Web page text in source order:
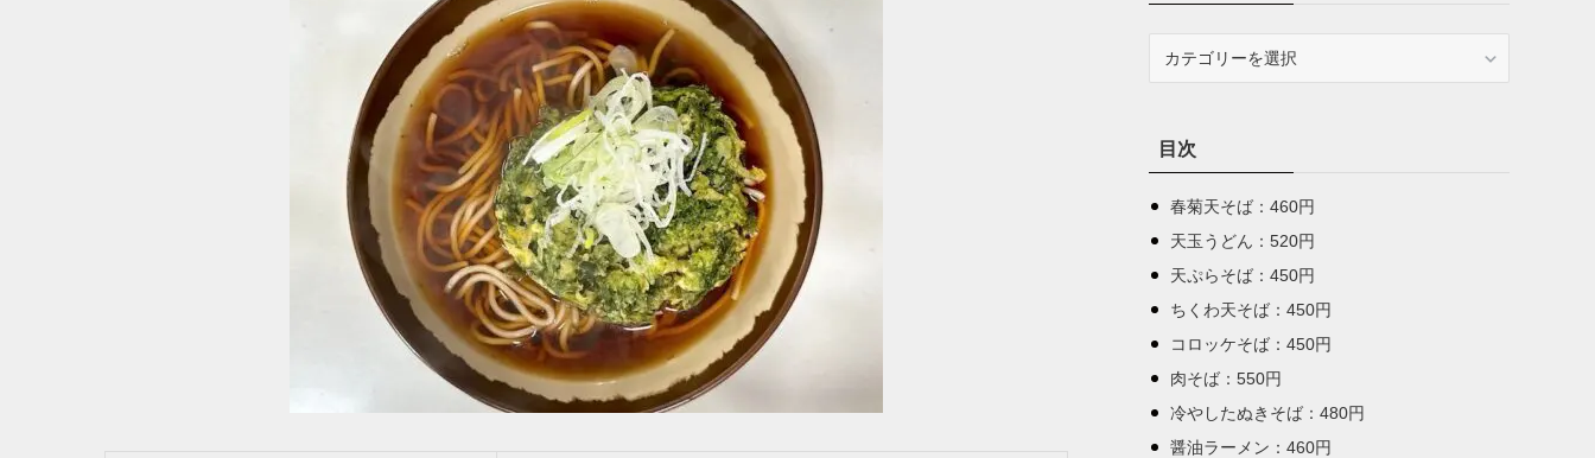
ー目次
春菊天そば：460円
天玉うどん：520円
天ぷらそば：450円
ちくわ天そば：450円
コロッケそば：450円
肉そば：550円
冷やしたぬきそば：480円
醤油ラーメン：460円